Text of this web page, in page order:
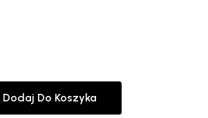
Dodaj Do Koszyka